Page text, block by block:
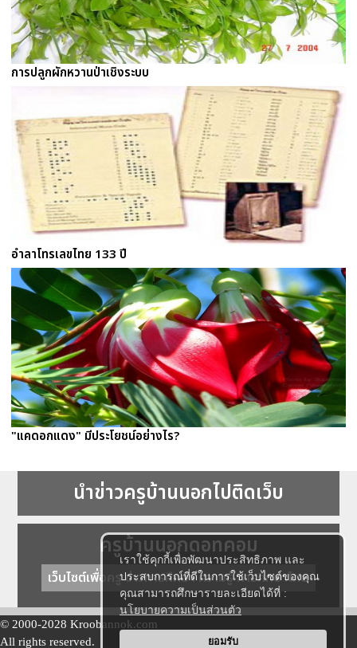
เราใช้คุกกี้เพื่อพัฒนาประสิทธิภาพ และ
ประสบการณ์ที่ดีในการใช้เว็บไซต์ของคุณ
คุณสามารถศึกษารายละเอียดได้ที่ :
นโยบายความเป็นส่วนตัว
ยอมรับ
การปลูกผักหวานป่าเชิงระบบ
อำลาโทรเลขไทย 133 ปี
"แคดอกแดง" มีประโยชน์อย่างไร?
นำข่าวครูบ้านนอกไปติดเว็บ
ครูบ้านนอกดอทคอม
เว็บไซต์เพื่อครู ข่าวการศึกษา ความรู้ การศึกษาไทย
© 2000-2028 Kroobannok.com
All rights reserved.